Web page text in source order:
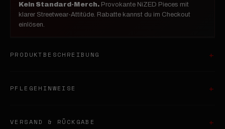
Kein Standard-Merch. Provokante NiZED Pieces mit
klarer Streetwear-Attitüde. Rabatte kannst du im Checkout
einlösen.
PRODUKTBESCHREIBUNG
PFLEGEHINWEISE
VERSAND & RÜCKGABE